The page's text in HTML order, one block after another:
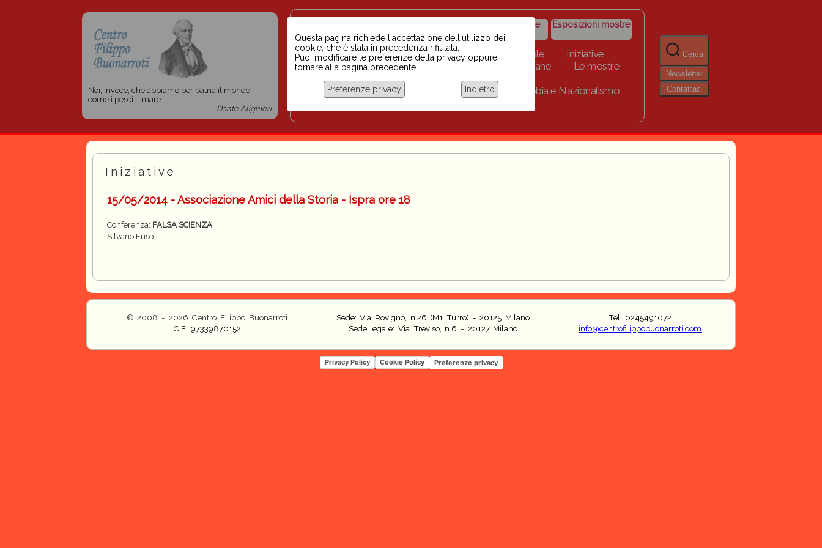
Noi, invece, che abbiamo per patria il mondo,
come i pesci il mare
Dante Alighieri
razzismo
iniziative
Storico iniziative Esposizioni mostre
Home Scuola BINARI Biblioteca digitale
Iniziative
Progetti per le scuole 2023-2024
Link Collane
Le mostre
Chi siamo
Coordinamento Docenti contro Razzismo, Xenofobia e Nazionalismo
Cerca
Newsletter
Contattaci
Questa pagina richiede l'accettazione dell'utilizzo dei
cookie, che è stata in precedenza rifiutata.
Puoi modificare le preferenze della privacy oppure
tornare alla pagina precedente.
Preferenze privacy Indietro
Iniziative
15/05/2014 - Associazione Amici della Storia - Ispra ore 18
Conferenza: FALSA SCIENZA
Silvano Fuso
© 2008 - 2026 Centro Filippo Buonarroti
C.F. 97339870152
Sede: Via Rovigno, n.26 (M1 Turro) - 20125 Milano
Sede legale: Via Treviso, n.6 - 20127 Milano
Tel. 0245491072
info@centrofilippobuonarroti.com
Privacy Policy Cookie Policy Preferenze privacy